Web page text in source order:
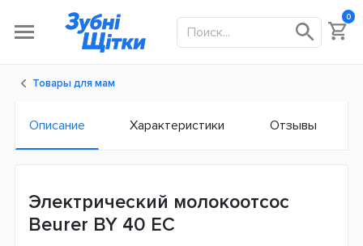
0
Товары для мам
Описание Характеристики Отзывы
Электрический молокоотсос
Beurer BY 40 ЕС